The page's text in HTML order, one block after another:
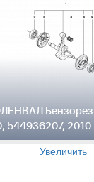
544936207,
Увеличить